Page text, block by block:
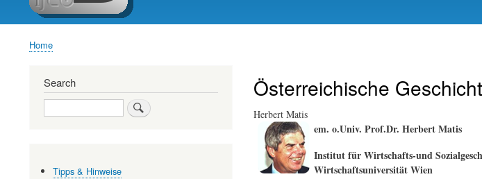
Home
Österreichische
Herbert Matis
em. o.Univ. Prof.Dr. Herbert Matis
Institut für Wirtschafts-und
Wirtschaftsuniversität Wien
Search
Search
Tipps & Hinweise